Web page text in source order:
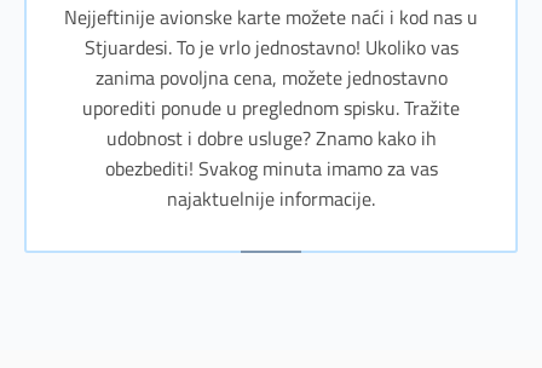
Nejjeftinije avionske karte možete naći i kod nas u
Stjuardesi. To je vrlo jednostavno! Ukoliko vas
zanima povoljna cena, možete jednostavno
uporediti ponude u preglednom spisku. Tražite
udobnost i dobre usluge? Znamo kako ih
obezbediti! Svakog minuta imamo za vas
najaktuelnije informacije.